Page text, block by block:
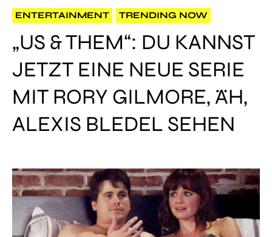
ENTERTAINMENT TRENDING NOW
„US & THEM“: DU KANNST
JETZT EINE NEUE SERIE
MIT RORY GILMORE, ÄH,
ALEXIS BLEDEL SEHEN